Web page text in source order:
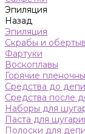
Эпиляция
Назад
Эпиляция
Скрабы и
Фартуки
Воскоплавы
Горячие
Средства до
Средства после
Наборы для
Паста для
Полоски для